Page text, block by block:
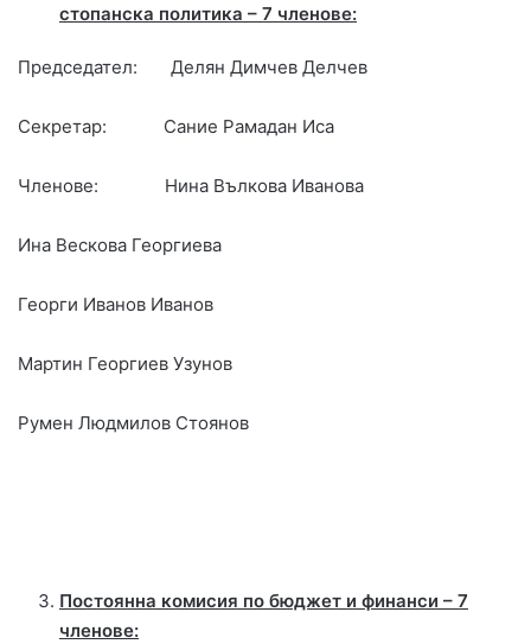
стопанска политика – 7 членове:
Председател: Делян Димчев Делчев
Секретар: Сание Рамадан Иса
Членове: Нина Вълкова Иванова
Ина Вескова Георгиева
Георги Иванов Иванов
Мартин Георгиев Узунов
Румен Людмилов Стоянов
Постоянна комисия по бюджет и финанси – 7
членове: